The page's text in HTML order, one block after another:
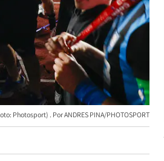
Photosport) ANDRES PINA/PHOTOSPORT